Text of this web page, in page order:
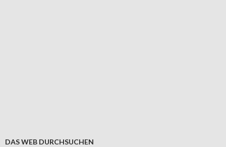
DAS WEB DURCHSUCHEN